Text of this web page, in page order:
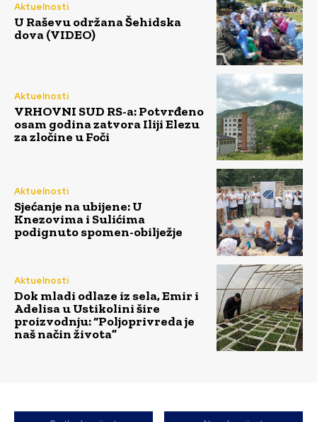
Aktuelnosti
U Raševu održana Šehidska
dova (VIDEO)
Aktuelnosti
VRHOVNI SUD RS-a: Potvrđeno
osam godina zatvora Iliji Elezu
za zločine u Foči
Aktuelnosti
Sjećanje na ubijene: U
Knezovima i Sulićima
podignuto spomen-obilježje
Aktuelnosti
Dok mladi odlaze iz sela, Emir i
Adelisa u Ustikolini šire
proizvodnju: “Poljoprivreda je
naš način života”